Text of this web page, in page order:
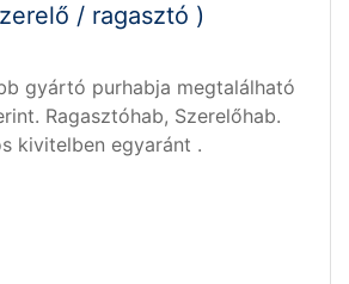
/ ragasztó )
gyártó purhabja megtalálható
Ragasztóhab, Szerelőhab.
kivitelben egyaránt .